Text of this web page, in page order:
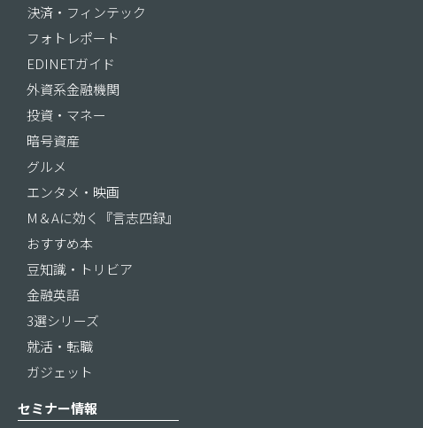
決済・フィンテック
フォトレポート
EDINETガイド
外資系金融機関
投資・マネー
暗号資産
グルメ
エンタメ・映画
M＆Aに効く『言志四録』
おすすめ本
豆知識・トリビア
金融英語
3選シリーズ
就活・転職
ガジェット
セミナー情報